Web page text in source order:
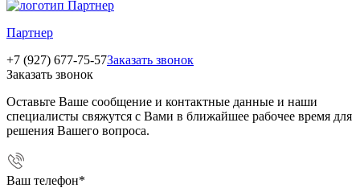
Партнер
+7 (927) 677-75-57Заказать звонок
Заказать звонок
Оставьте Ваше сообщение и контактные данные и наши
специалисты свяжутся с Вами в ближайшее рабочее время для
решения Вашего вопроса.
Ваш телефон*